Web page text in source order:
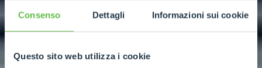
Consenso Dettagli Informazioni sui cookie
Questo sito web utilizza i cookie